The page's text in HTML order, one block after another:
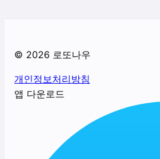
© 2026 로또나우
개인정보처리방침
앱 다운로드